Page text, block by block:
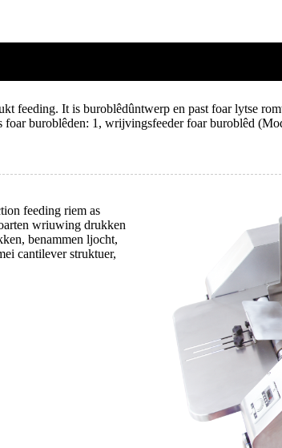
feeding. It is buroblêdûntwerp en past foar lytse
buroblêden: 1, wrijvingsfeeder foar buroblêd
feeding riem as
wriuwing drukken
benammen ljocht,
cantilever struktuer,